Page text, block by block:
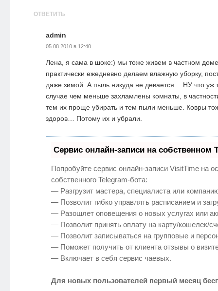
ОТВЕТИТЬ
admin
05.08.2010 в 12:40
Лена, я сама в шоке:) мы тоже живем в частном
практически ежедневно делаем влажную уборку,
даже зимой. А пыль никуда не девается… НУ что уж
случае чем меньше захламлены комнаты, в
тем их проще убирать и тем пыли меньше. Ковры
здоров… Потому их и убрали.
Сервис онлайн-записи на собственном
Попробуйте сервис онлайн-записи VisitTime на
собственного Telegram-бота:
— Разгрузит мастера, специалиста или
— Позволит гибко управлять расписанием и
— Разошлет оповещения о новых услугах или
— Позволит принять оплату на карту/кошелек/
— Позволит записываться на групповые и
— Поможет получить от клиента отзывы о
— Включает в себя сервис чаевых.
Для новых пользователей первый месяц